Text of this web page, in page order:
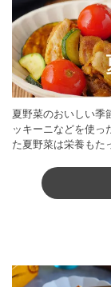
夏野菜のおいしい季
ッキーニなどを使
た夏野菜は栄養もた